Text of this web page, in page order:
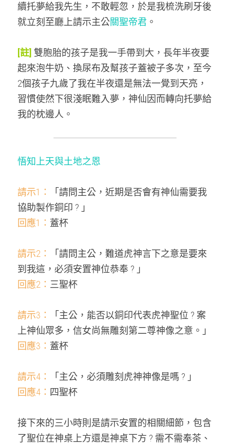
續托夢給我先生，不敢輕忽，於是我梳洗刷牙後
就立刻至廳上請示主公關聖帝君 。
[註] 雙胞胎的孩子是我一手帶到大，長年半夜要
起來泡牛奶、換尿布及幫孩子蓋被子多次，至今
2個孩子九歲了我在半夜還是無法一覺到天亮，
習慣使然下很淺眠難入夢，神仙因而轉向托夢給
我的枕邊人。
悟知上天與土地之恩
請示1：
「請問主公，近期是否會有神仙需要我
協助製作銅印 ? 」
回應1： 蓋杯
請示2：
「請問主公，難道虎神言下之意是要來
到我這，必須安置神位恭奉 ? 」
回應2： 三聖杯
請示3：
「主公，能否以銅印代表虎神聖位 ? 案
上神仙眾多，信女尚無雕刻第二尊神像之意。」
回應3： 蓋杯
請示4：
「主公，必須雕刻虎神神像是嗎 ? 」
回應4： 四聖杯
接下來的三小時則是請示安置的相關細節，包含
了聖位在神桌上方還是神桌下方 ? 需不需奉茶、